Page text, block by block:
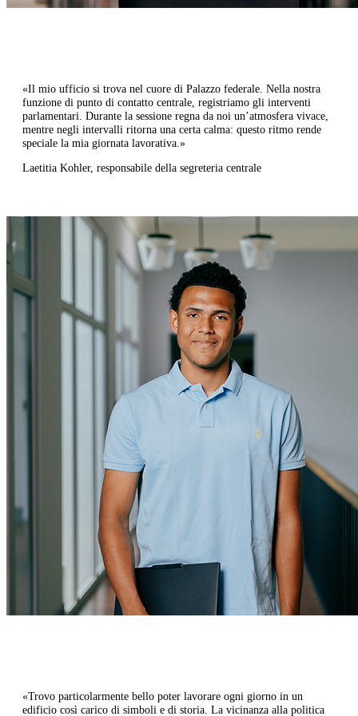
«Il mio ufficio si trova nel cuore di Palazzo federale. Nella nostra
funzione di punto di contatto centrale, registriamo gli interventi
parlamentari. Durante la sessione regna da noi un’atmosfera vivace,
mentre negli intervalli ritorna una certa calma: questo ritmo rende
speciale la mia giornata lavorativa.»​
Laetitia Kohler, responsabile della segreteria centrale​​​​​
«Trovo particolarmente bello poter lavorare ogni giorno in un
edificio così carico di simboli e di storia. La vicinanza alla politica